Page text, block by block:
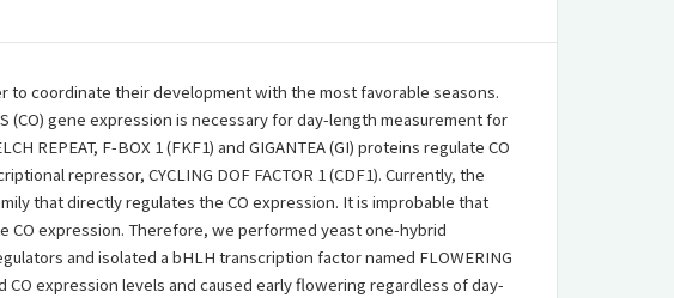
to coordinate their development with the most favorable seasons.
(CO) gene expression is necessary for day-length measurement for
REPEAT, F-BOX 1 (FKF1) and GIGANTEA (GI) proteins regulate CO
repressor, CYCLING DOF FACTOR 1 (CDF1). Currently, the
that directly regulates the CO expression. It is improbable that
CO expression. Therefore, we performed yeast one-hybrid
and isolated a bHLH transcription factor named FLOWERING
expression levels and caused early flowering regardless of day-